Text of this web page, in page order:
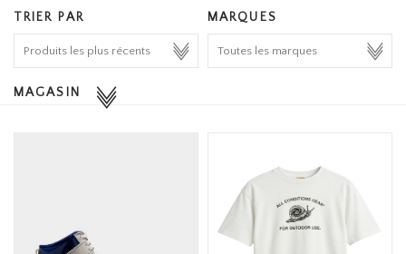
HOMEWARE
THE EDIT
TRIER PAR MARQUES
MAGASIN